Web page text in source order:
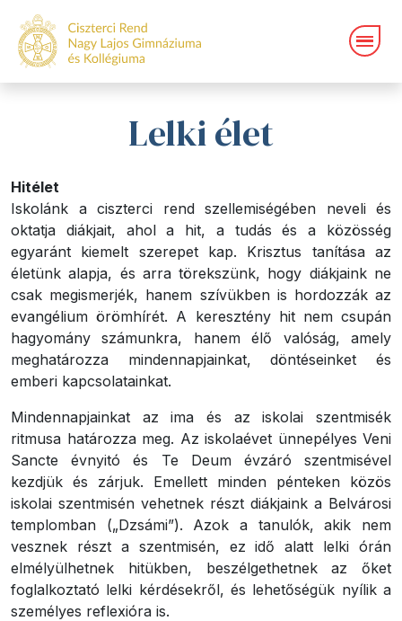
Lelki élet
Hitélet
Iskolánk a ciszterci rend szellemiségében neveli és
oktatja diákjait, ahol a hit, a tudás és a közösség
egyaránt kiemelt szerepet kap. Krisztus tanítása az
életünk alapja, és arra törekszünk, hogy diákjaink ne
csak megismerjék, hanem szívükben is hordozzák az
evangélium örömhírét. A keresztény hit nem csupán
hagyomány számunkra, hanem élő valóság, amely
meghatározza mindennapjainkat, döntéseinket és
emberi kapcsolatainkat.
Mindennapjainkat az ima és az iskolai szentmisék
ritmusa határozza meg. Az iskolaévet ünnepélyes Veni
Sancte évnyitó és Te Deum évzáró szentmisével
kezdjük és zárjuk. Emellett minden pénteken közös
iskolai szentmisén vehetnek részt diákjaink a Belvárosi
templomban („Dzsámi”). Azok a tanulók, akik nem
vesznek részt a szentmisén, ez idő alatt lelki órán
elmélyülhetnek hitükben, beszélgethetnek az őket
foglalkoztató lelki kérdésekről, és lehetőségük nyílik a
személyes reflexióra is.